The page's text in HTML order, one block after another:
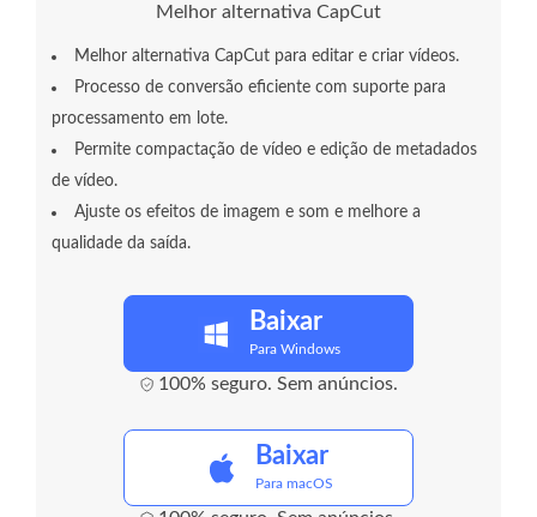
Melhor alternativa CapCut
Melhor alternativa CapCut para editar e criar vídeos.
Processo de conversão eficiente com suporte para
processamento em lote.
Permite compactação de vídeo e edição de metadados
de vídeo.
Ajuste os efeitos de imagem e som e melhore a
qualidade da saída.
Baixar
Para Windows
100% seguro. Sem anúncios.
Baixar
Para macOS